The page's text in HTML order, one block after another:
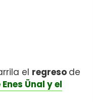
el regreso de
Ünal y el